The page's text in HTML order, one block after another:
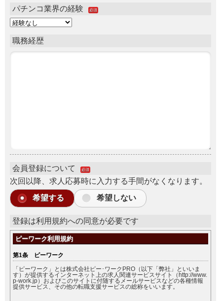
パチンコ業界の経験 必須
職務経歴
会員登録について 必須
次回以降、求人応募時に入力する手間がなくなります。
希望する 希望しない
登録は利用規約への同意が必要です
ピーワーク利用規約
第1条 ピーワーク
「ピーワーク」とは株式会社ピー･ワークPRO（以下「弊社」といいま
す）が提供するインターネット上の求人関連サービスサイト（http://www.
p-work.jp）およびこのサイトに付随するメールサービスなどの各種情報
提供サービス、その他の転職支援サービスの総称をいいます。